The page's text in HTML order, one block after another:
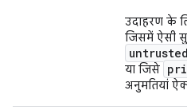
उदाहरण के
जिसमें ऐसी
untrusted
या जिसे
अनुमतियां